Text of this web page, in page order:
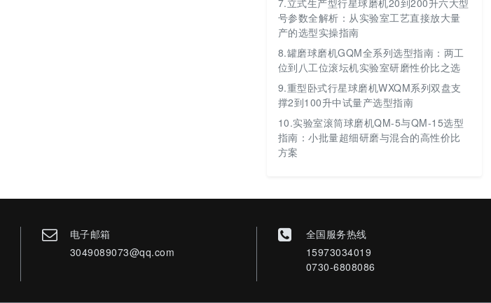
7.立式生产型行星球磨机20到200升六大型
号参数全解析：从实验室工艺直接放大量
产的选型实操指南
8.罐磨球磨机GQM全系列选型指南：两工
位到八工位滚坛机实验室研磨性价比之选
9.重型卧式行星球磨机WXQM系列双盘支
撑2到100升中试量产选型指南
10.实验室滚筒球磨机QM-5与QM-15选型
指南：小批量超细研磨与混合的高性价比
方案
电子邮箱
3049089073@qq.com
全国服务热线
15973034019
0730-6808086